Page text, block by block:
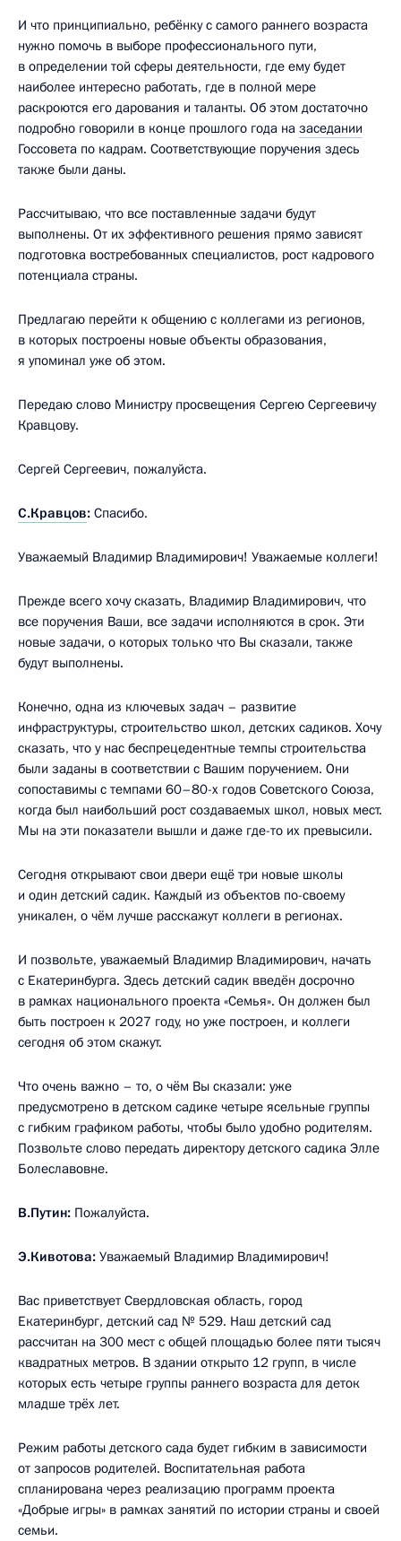
И что принципиально, ребёнку с самого раннего возраста
нужно помочь в выборе профессионального пути,
в определении той сферы деятельности, где ему будет
наиболее интересно работать, где в полной мере
раскроются его дарования и таланты. Об этом достаточно
подробно говорили в конце прошлого года на заседании
Госсовета по кадрам. Соответствующие поручения здесь
также были даны.
Рассчитываю, что все поставленные задачи будут
выполнены. От их эффективного решения прямо зависят
подготовка востребованных специалистов, рост кадрового
потенциала страны.
Предлагаю перейти к общению с коллегами из регионов,
в которых построены новые объекты образования,
я упоминал уже об этом.
Передаю слово Министру просвещения Сергею Сергеевичу
Кравцову.
Сергей Сергеевич, пожалуйста.
С.Кравцов: Спасибо.
Уважаемый Владимир Владимирович! Уважаемые коллеги!
Прежде всего хочу сказать, Владимир Владимирович, что
все поручения Ваши, все задачи исполняются в срок. Эти
новые задачи, о которых только что Вы сказали, также
будут выполнены.
Конечно, одна из ключевых задач – развитие
инфраструктуры, строительство школ, детских садиков. Хочу
сказать, что у нас беспрецедентные темпы строительства
были заданы в соответствии с Вашим поручением. Они
сопоставимы с темпами 60–80-х годов Советского Союза,
когда был наибольший рост создаваемых школ, новых мест.
Мы на эти показатели вышли и даже где-то их превысили.
Сегодня открывают свои двери ещё три новые школы
и один детский садик. Каждый из объектов по-своему
уникален, о чём лучше расскажут коллеги в регионах.
И позвольте, уважаемый Владимир Владимирович, начать
с Екатеринбурга. Здесь детский садик введён досрочно
в рамках национального проекта «Семья». Он должен был
быть построен к 2027 году, но уже построен, и коллеги
сегодня об этом скажут.
Что очень важно – то, о чём Вы сказали: уже
предусмотрено в детском садике четыре ясельные группы
с гибким графиком работы, чтобы было удобно родителям.
Позвольте слово передать директору детского садика Элле
Болеславовне.
В.Путин: Пожалуйста.
Э.Кивотова: Уважаемый Владимир Владимирович!
Вас приветствует Свердловская область, город
Екатеринбург, детский сад № 529. Наш детский сад
рассчитан на 300 мест с общей площадью более пяти тысяч
квадратных метров. В здании открыто 12 групп, в числе
которых есть четыре группы раннего возраста для деток
младше трёх лет.
Режим работы детского сада будет гибким в зависимости
от запросов родителей. Воспитательная работа
спланирована через реализацию программ проекта
«Добрые игры» в рамках занятий по истории страны и своей
семьи.